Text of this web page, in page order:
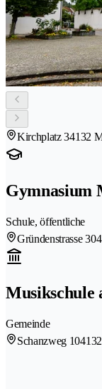
Kirchplatz 34132
Gymnasium
Schule, öffentliche
Gründenstrasse 30
Musikschule
Gemeinde
Schanzweg 10